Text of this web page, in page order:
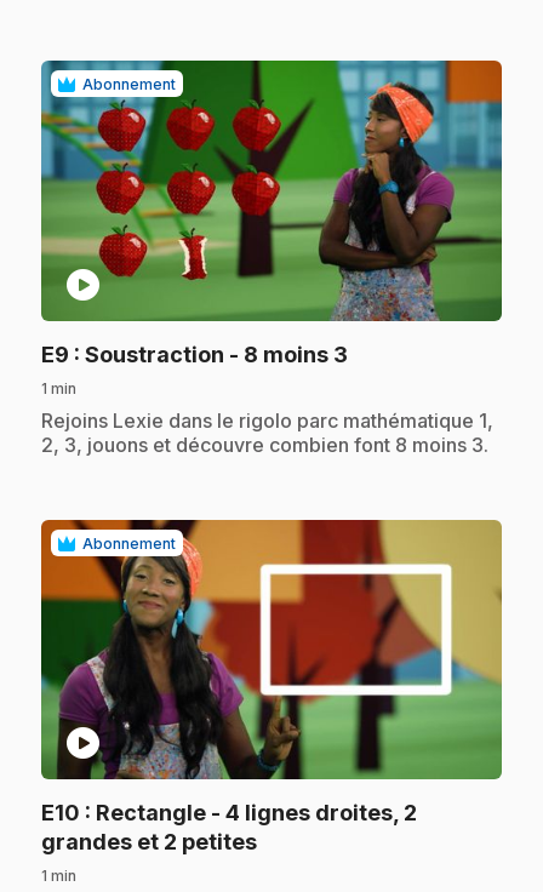
Abonnement
play_circle
E9 : Soustraction - 8 moins 3
1 min
.Rejoins Lexie dans le rigolo parc mathématique 1,
2, 3, jouons et découvre combien font 8 moins 3.
Abonnement
play_circle
E10 : Rectangle - 4 lignes droites, 2
grandes et 2 petites.
1 min